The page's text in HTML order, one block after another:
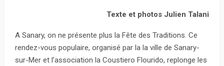
Texte et photos Julien Talani
A Sanary, on ne présente plus la Fête des Traditions. Ce
rendez-vous populaire, organisé par la la ville de Sanary-
sur-Mer et l’association la Coustiero Flourido, replonge les